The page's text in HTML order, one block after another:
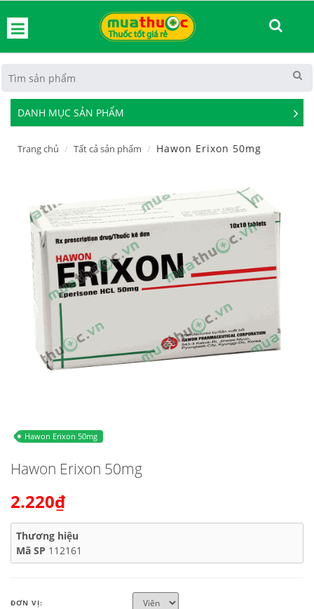
DANH MỤC SẢN PHẨM
See
Trang chủ Tất cả sản phẩm Hawon Erixon 50mg
Hawon Erixon 50mg
Hawon Erixon 50mg
2.220₫
Thương hiệu
Mã SP 112161
ĐƠN VỊ: